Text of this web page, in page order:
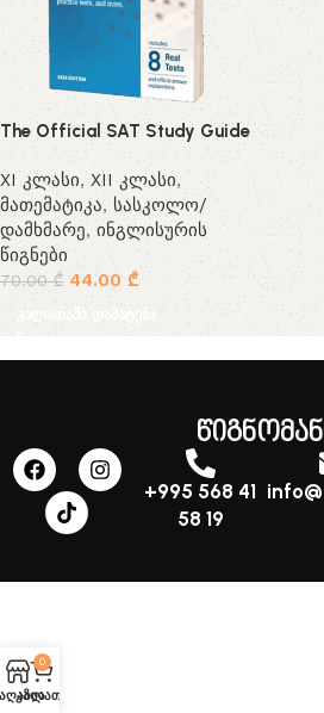
The Official SAT Study Guide
XI კლასი, XII კლასი,
მათემატიკა, სასკოლო/
დამხმარე, ინგლისურის
წიგნები
70.00₾ 44.00₾
კალათაში დამატება
+995 568 41
58 19
0
კალათა